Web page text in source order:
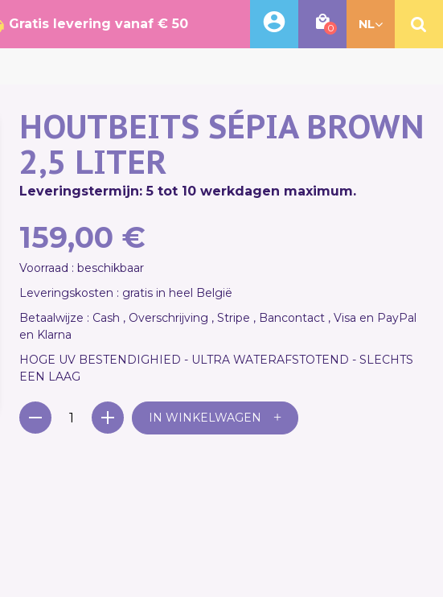
Gratis levering vanaf € 50 0 NL
HOUTBEITS SÉPIA BROWN
2,5 LITER
Leveringstermijn: 5 tot 10 werkdagen maximum.
159,00 €
Voorraad : beschikbaar
Leveringskosten : gratis in heel België
Betaalwijze : Cash , Overschrijving , Stripe , Bancontact , Visa en PayPal
en Klarna
HOGE UV BESTENDIGHIED - ULTRA WATERAFSTOTEND - SLECHTS
EEN LAAG
IN WINKELWAGEN +